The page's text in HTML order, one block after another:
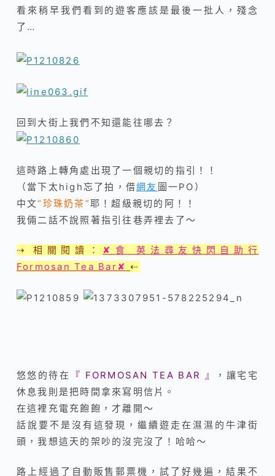
看來稍早我們看到的遊客應該是最後一批人， 殘念
了…
回到大街上我們不知還能往哪去？
這時路上轉角處出現了一個親切的指引！！
（當下太high忘了拍，借網友 圖一PO）
中文“珍珠奶茶”耶！超級親切的阿！！
我倆二話不說照著指引往巷弄裡去了～
⇢ 相關閱讀： ✘食 英法尋友快閃自助行
Formosan Tea Bar✘ ⇠
悠悠的待在 『 FORMOSAN TEA BAR 』
，讓宅宅
休息我則是把時間拿來寫明信片。
在這裡充電充飽飽，才離開～
話說要不是沒有這發現，繼續遊走在濕濕的牛津街
頭，我想這天的架吵的沒完沒了！哈哈～
路上經過了自動販售郵票機，試了好幾遍，結果不